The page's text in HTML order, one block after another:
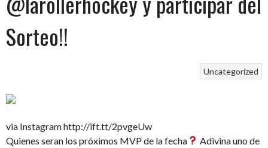
Sorteo!!
Uncategorized
via Instagram http://ift.tt/2pvgeUw
Quienes seran los próximos MVP de la fecha
Adivina uno de